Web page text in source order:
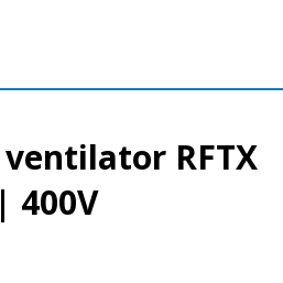
RFTX
400V